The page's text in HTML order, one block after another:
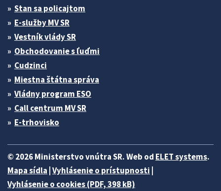
Stan sa policajtom
E-služby MV SR
Vestník vlády SR
Obchodovanie s ľuďmi
Cudzinci
Miestna štátna správa
Vládny program ESO
Call centrum MV SR
E-trhovisko
© 2026 Ministerstvo vnútra SR. Web od ELET systems.
Mapa sídla Vyhlásenie o prístupnosti
Vyhlásenie o cookies (PDF, 398 kB)